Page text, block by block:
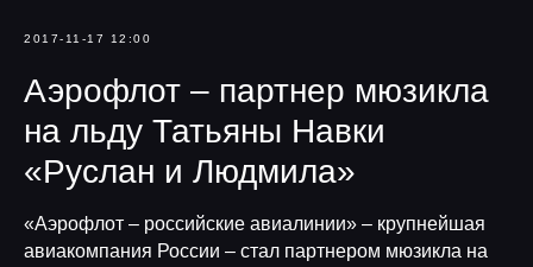
2017-11-17 12:00
Аэрофлот – партнер мюзикла
на льду Татьяны Навки
«Руслан и Людмила»
«Аэрофлот – российские авиалинии» – крупнейшая
авиакомпания России – стал партнером мюзикла на